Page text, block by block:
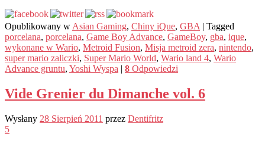
Opublikowany w Asian Gaming, Chiny iQue, GBA | Tagged
porcelana, porcelana, Game Boy Advance, GameBoy, gba, ique,
wykonane w Wario, Metroid Fusion, Misja metroid zera, nintendo,
super mario zaliczki, Super Mario World, Wario land 4, Wario
Advance gruntu, Yoshi Wyspa | 8 Odpowiedzi
Vide Grenier du Dimanche vol. 6
Wysłany 28 Sierpień 2011 przez Dentifritz
5